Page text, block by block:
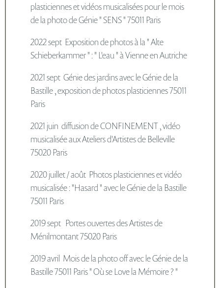
plasticiennes et vidéos musicalisées pour le mois
de la photo de Génie " SENS " 75011 Paris
2022 sept Exposition de photos à la " Alte
Schieberkammer " : " L'eau " à Vienne en Autriche
2021 sept Génie des jardins avec le Génie de la
Bastille , exposition de photos plasticiennes 75011
Paris
2021 juin diffusion de CONFINEMENT , vidéo
musicalisée aux Ateliers d'Artistes de Belleville
75020 Paris
2020 juillet / août Photos plasticiennes et vidéo
musicalisée : "Hasard " avec le Génie de la Bastille
75011 Paris
2019 sept Portes ouvertes des Artistes de
Ménilmontant 75020 Paris
2019 avril Mois de la photo off avec le Génie de la
Bastille 75011 Paris " Où se Love la Mémoire ? "